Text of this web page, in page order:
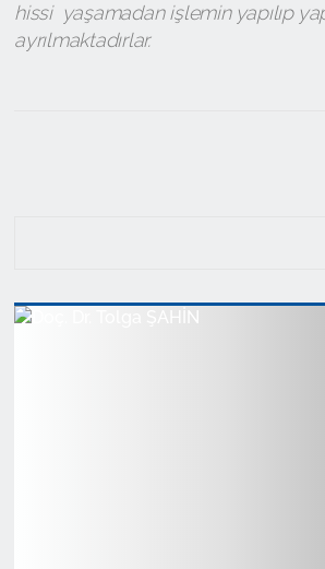
hissi yaşamadan işlemin yapılıp
ayrılmaktadırlar.